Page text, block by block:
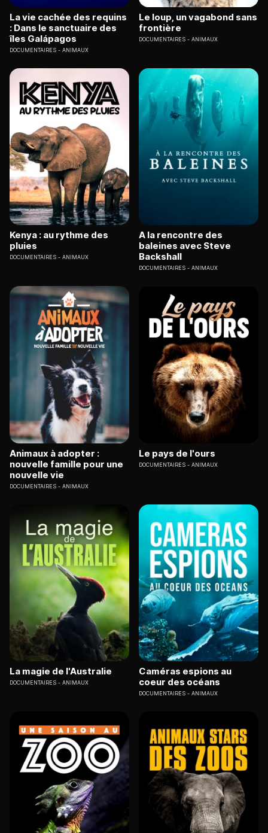
La vie cachée des requins
: Dans le sanctuaire des
îles Galápagos
DOCUMENTAIRES ANIMAUX
Le loup, un vagabond sans
frontière
DOCUMENTAIRES ANIMAUX
Kenya : au rythme des
pluies
DOCUMENTAIRES ANIMAUX
A la rencontre des
baleines avec Steve
Backshall
DOCUMENTAIRES ANIMAUX
Animaux à adopter :
nouvelle famille pour une
nouvelle vie
DOCUMENTAIRES ANIMAUX
Le pays de l'ours
DOCUMENTAIRES ANIMAUX
La magie de l'Australie
DOCUMENTAIRES ANIMAUX
Caméras espions au
coeur des océans
DOCUMENTAIRES ANIMAUX